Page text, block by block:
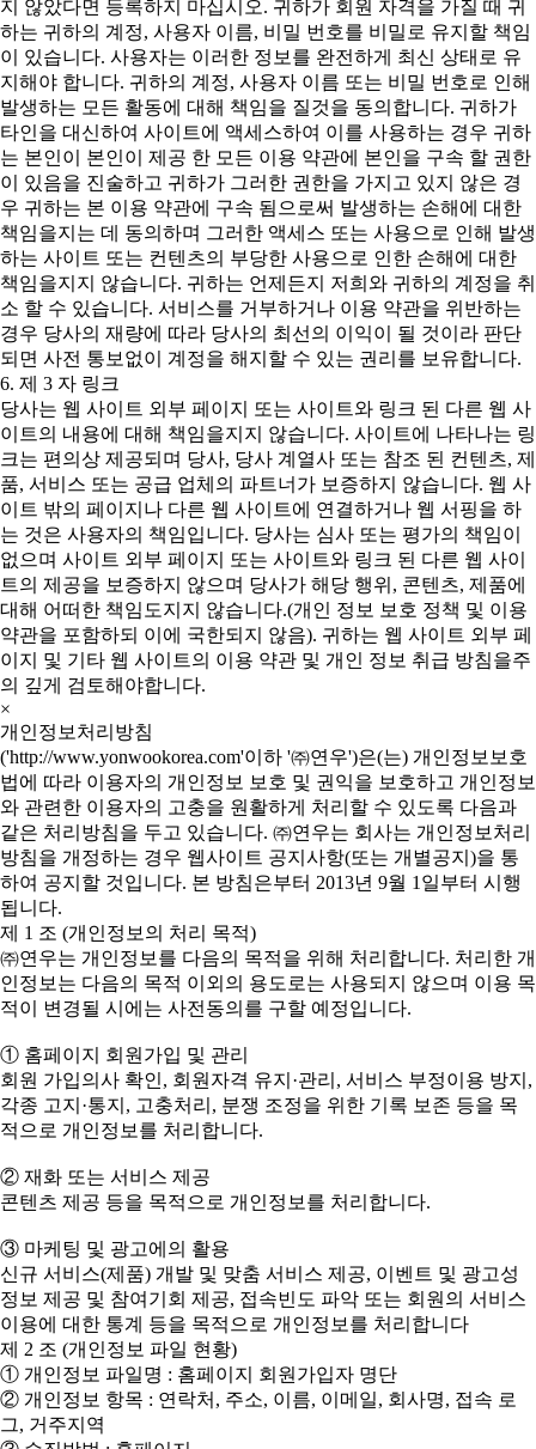
지 않았다면 등록하지 마십시오. 귀하가 회원 자격을 가질 때 귀
하는 귀하의 계정, 사용자 이름, 비밀 번호를 비밀로 유지할 책임
이 있습니다. 사용자는 이러한 정보를 완전하게 최신 상태로 유
지해야 합니다. 귀하의 계정, 사용자 이름 또는 비밀 번호로 인해
발생하는 모든 활동에 대해 책임을 질것을 동의합니다. 귀하가
타인을 대신하여 사이트에 액세스하여 이를 사용하는 경우 귀하
는 본인이 본인이 제공 한 모든 이용 약관에 본인을 구속 할 권한
이 있음을 진술하고 귀하가 그러한 권한을 가지고 있지 않은 경
우 귀하는 본 이용 약관에 구속 됨으로써 발생하는 손해에 대한
책임을지는 데 동의하며 그러한 액세스 또는 사용으로 인해 발생
하는 사이트 또는 컨텐츠의 부당한 사용으로 인한 손해에 대한
책임을지지 않습니다. 귀하는 언제든지 저희와 귀하의 계정을 취
소 할 수 있습니다. 서비스를 거부하거나 이용 약관을 위반하는
경우 당사의 재량에 따라 당사의 최선의 이익이 될 것이라 판단
되면 사전 통보없이 계정을 해지할 수 있는 권리를 보유합니다.
6. 제 3 자 링크
당사는 웹 사이트 외부 페이지 또는 사이트와 링크 된 다른 웹 사
이트의 내용에 대해 책임을지지 않습니다. 사이트에 나타나는 링
크는 편의상 제공되며 당사, 당사 계열사 또는 참조 된 컨텐츠, 제
품, 서비스 또는 공급 업체의 파트너가 보증하지 않습니다. 웹 사
이트 밖의 페이지나 다른 웹 사이트에 연결하거나 웹 서핑을 하
는 것은 사용자의 책임입니다. 당사는 심사 또는 평가의 책임이
없으며 사이트 외부 페이지 또는 사이트와 링크 된 다른 웹 사이
트의 제공을 보증하지 않으며 당사가 해당 행위, 콘텐츠, 제품에
대해 어떠한 책임도지지 않습니다.(개인 정보 보호 정책 및 이용
약관을 포함하되 이에 국한되지 않음). 귀하는 웹 사이트 외부 페
이지 및 기타 웹 사이트의 이용 약관 및 개인 정보 취급 방침을주
의 깊게 검토해야합니다.
×
개인정보처리방침
('http://www.yonwookorea.com'이하 '㈜연우')은(는) 개인정보보호
법에 따라 이용자의 개인정보 보호 및 권익을 보호하고 개인정보
와 관련한 이용자의 고충을 원활하게 처리할 수 있도록 다음과
같은 처리방침을 두고 있습니다. ㈜연우는 회사는 개인정보처리
방침을 개정하는 경우 웹사이트 공지사항(또는 개별공지)을 통
하여 공지할 것입니다. 본 방침은부터 2013년 9월 1일부터 시행
됩니다.
제 1 조 (개인정보의 처리 목적)
㈜연우는 개인정보를 다음의 목적을 위해 처리합니다. 처리한 개
인정보는 다음의 목적 이외의 용도로는 사용되지 않으며 이용 목
적이 변경될 시에는 사전동의를 구할 예정입니다.
① 홈페이지 회원가입 및 관리
회원 가입의사 확인, 회원자격 유지·관리, 서비스 부정이용 방지,
각종 고지·통지, 고충처리, 분쟁 조정을 위한 기록 보존 등을 목
적으로 개인정보를 처리합니다.
② 재화 또는 서비스 제공
콘텐츠 제공 등을 목적으로 개인정보를 처리합니다.
③ 마케팅 및 광고에의 활용
신규 서비스(제품) 개발 및 맞춤 서비스 제공, 이벤트 및 광고성
정보 제공 및 참여기회 제공, 접속빈도 파악 또는 회원의 서비스
이용에 대한 통계 등을 목적으로 개인정보를 처리합니다
제 2 조 (개인정보 파일 현황)
① 개인정보 파일명 : 홈페이지 회원가입자 명단
② 개인정보 항목 : 연락처, 주소, 이름, 이메일, 회사명, 접속 로
그, 거주지역